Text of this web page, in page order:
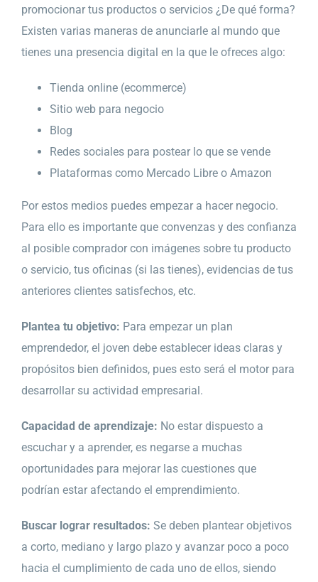
promocionar tus productos o servicios ¿De qué forma?
Existen varias maneras de anunciarle al mundo que
tienes una presencia digital en la que le ofreces algo:
Tienda online (ecommerce)
Sitio web para negocio
Blog
Redes sociales para postear lo que se vende
Plataformas como Mercado Libre o Amazon
Por estos medios puedes empezar a hacer negocio.
Para ello es importante que convenzas y des confianza
al posible comprador con imágenes sobre tu producto
o servicio, tus oficinas (si las tienes), evidencias de tus
anteriores clientes satisfechos, etc.
Plantea tu objetivo: Para empezar un plan
emprendedor, el joven debe establecer ideas claras y
propósitos bien definidos, pues esto será el motor para
desarrollar su actividad empresarial.
Capacidad de aprendizaje: No estar dispuesto a
escuchar y a aprender, es negarse a muchas
oportunidades para mejorar las cuestiones que
podrían estar afectando el emprendimiento.
Buscar lograr resultados: Se deben plantear objetivos
a corto, mediano y largo plazo y avanzar poco a poco
hacia el cumplimiento de cada uno de ellos, siendo